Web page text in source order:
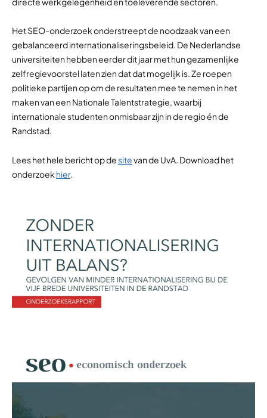
Het SEO-onderzoek onderstreept de noodzaak van een
gebalanceerd internationaliseringsbeleid. De Nederlandse
universiteiten hebben eerder dit jaar met hun gezamenlijke
zelfregievoorstel laten zien dat dat mogelijk is. Ze roepen
politieke partijen op om de resultaten mee te nemen in het
maken van een Nationale Talentstrategie, waarbij
internationale studenten onmisbaar zijn in de regio én de
Randstad.
Lees het hele bericht op de sitevan de UvA. Download het
onderzoek hier.